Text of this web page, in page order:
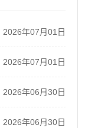
2026年07月01日
2026年07月01日
2026年06月30日
2026年06月30日